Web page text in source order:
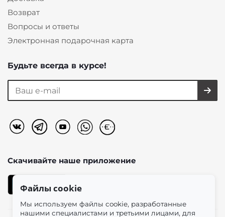
Возврат
Вопросы и ответы
Электронная подарочная карта
Будьте всегда в курсе!
Скачивайте наше приложение
Файлы cookie
Мы используем файлы cookie, разработанные
нашими специалистами и третьими лицами, для